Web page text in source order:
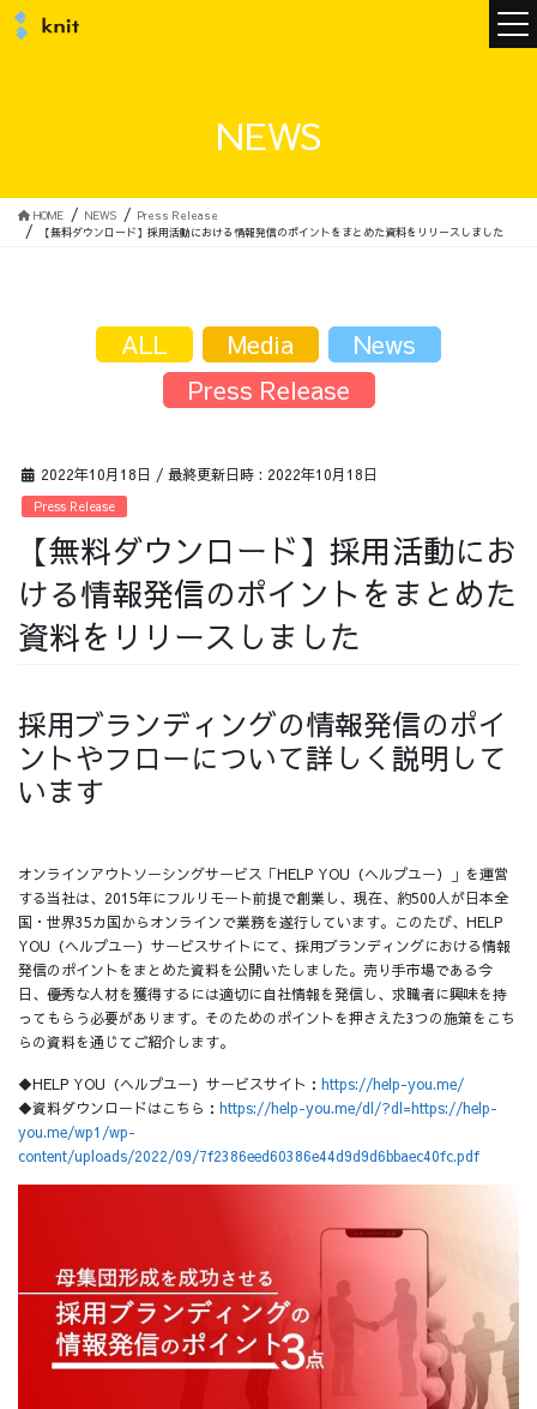
サービス
採用情報
採用情報トップ チームインタビュー01
お問い合わせ
NEWS
HOME NEWS
Press Release
【無料ダウンロード】採用活動における情報発信のポイントをまとめた資料をリリースしました
2022年10月18日 / 最終更新日時 : 2022年10月18日
Press Release
【無料ダウンロード】採用活動にお
ける情報発信のポイントをまとめた
資料をリリースしました
採用ブランディングの情報発信のポイ
ントやフローについて詳しく説明して
います
オンラインアウトソーシングサービス「HELP YOU（ヘルプユー）」を運営
する当社は、2015年にフルリモート前提で創業し、現在、約500人が日本全
国・世界35カ国からオンラインで業務を遂行しています。このたび、HELP
YOU（ヘルプユー）サービスサイトにて、採用ブランディングにおける情報
発信のポイントをまとめた資料を公開いたしました。売り手市場である今
日、優秀な人材を獲得するには適切に自社情報を発信し、求職者に興味を持
ってもらう必要があります。そのためのポイントを押さえた3つの施策をこち
らの資料を通じてご紹介します。
◆HELP YOU（ヘルプユー）サービスサイト： https://help-you.me/
◆資料ダウンロードはこちら： https://help-you.me/dl/?dl=https://help-
you.me/wp1/wp-
content/uploads/2022/09/7f2386eed60386e44d9d9d6bbaec40fc.pdf
ALL Media
News
Press Release